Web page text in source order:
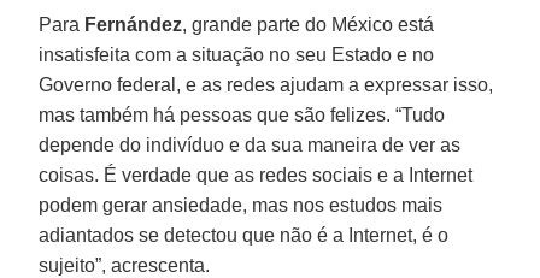
Para Fernández, grande parte do México está
insatisfeita com a situação no seu Estado e no
Governo federal, e as redes ajudam a expressar isso,
mas também há pessoas que são felizes. “Tudo
depende do indivíduo e da sua maneira de ver as
coisas. É verdade que as redes sociais e a Internet
podem gerar ansiedade, mas nos estudos mais
adiantados se detectou que não é a Internet, é o
sujeito”, acrescenta.